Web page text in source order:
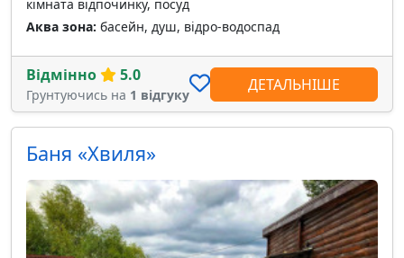
кімната відпочинку, посуд
Аква зона: басейн, душ, відро-водоспад
Відмінно 5.0
Грунтуючись на 1 відгуку
ДЕТАЛЬНІШЕ
Баня «Хвиля»